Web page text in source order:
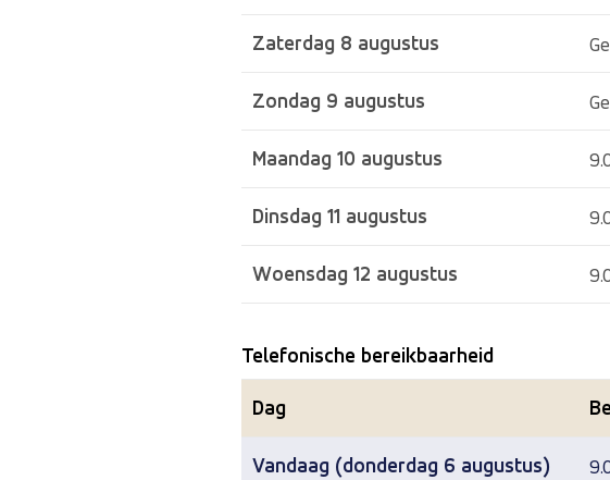
Zaterdag 8 augustus
Zondag 9 augustus
Maandag 10 augustus
Dinsdag 11 augustus
Woensdag 12 augustus
Telefonische bereikbaarheid
Dag
Vandaag (donderdag 6 augustus)